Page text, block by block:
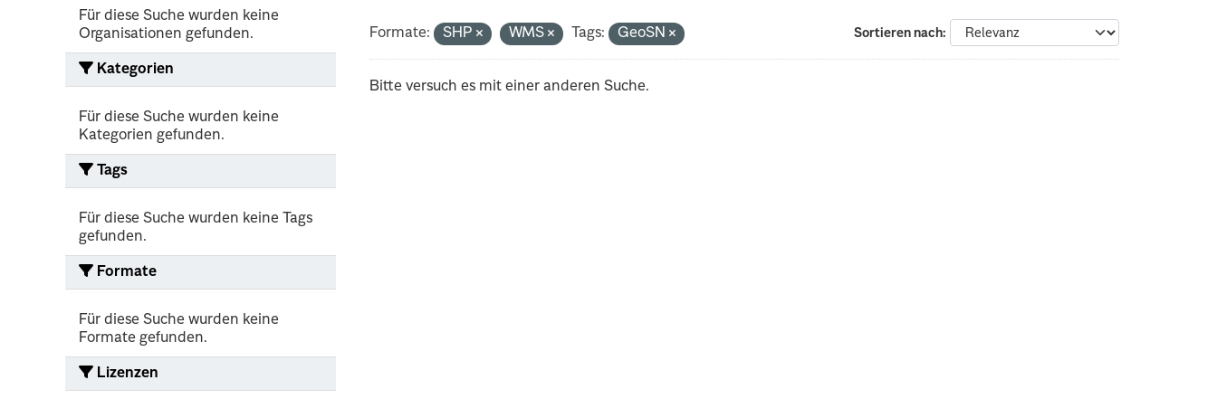
Für diese Suche wurden keine
Organisationen gefunden.
Kategorien
Für diese Suche wurden keine
Kategorien gefunden.
Tags
Für diese Suche wurden keine Tags
gefunden.
Formate
Für diese Suche wurden keine
Formate gefunden.
Lizenzen
Sortieren nach
Formate: SHP WMS Tags: GeoSN
Bitte versuch es mit einer anderen Suche.